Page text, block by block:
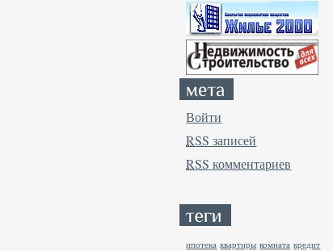
Войти
RSS записей
RSS комментариев
ипотека квартиры комната кредит